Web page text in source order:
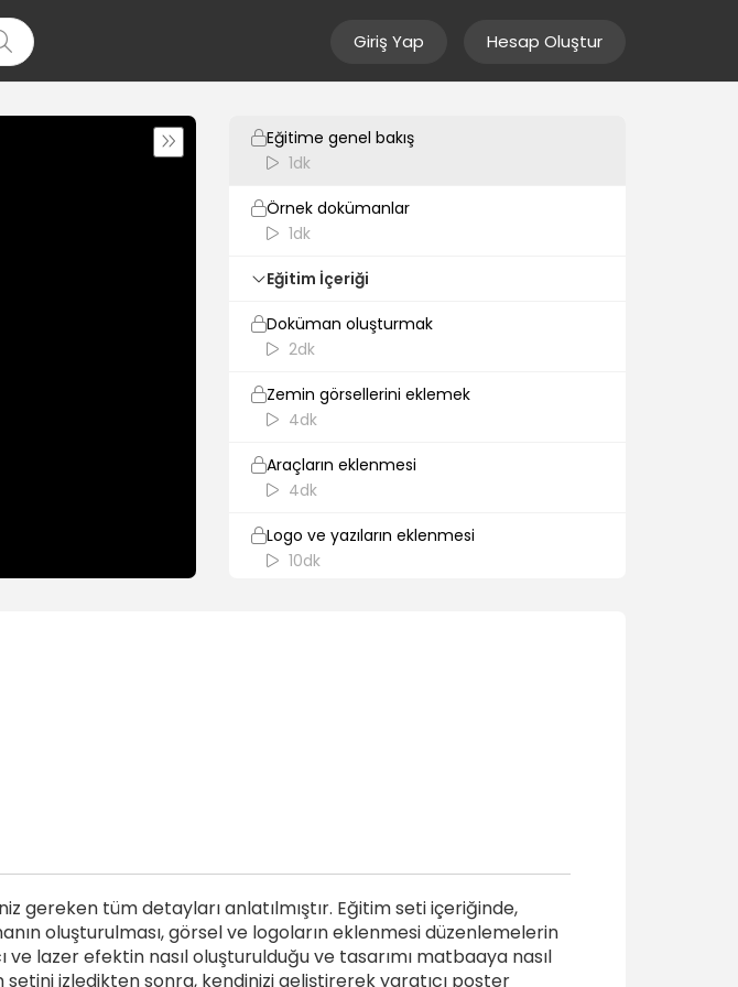
Giriş Yap Hesap Oluştur
Eğitime genel bakış
1dk
Örnek dokümanlar
1dk
Eğitim İçeriği
Doküman oluşturmak
2dk
Zemin görsellerini eklemek
4dk
Araçların eklenmesi
4dk
Logo ve yazıların eklenmesi
10dk
6dk
Dış kısım ve çerçevede düzenleme yapmak
gereken tüm detayları anlatılmıştır. Eğitim seti içeriğinde,
oluşturulması, görsel ve logoların eklenmesi düzenlemelerin
ve lazer efektin nasıl oluşturulduğu ve tasarımı matbaaya nasıl
izledikten sonra, kendinizi geliştirerek yaratıcı poster